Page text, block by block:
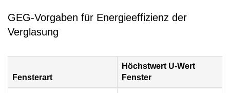
GEG-Vorgaben für Energieeffizienz der
Verglasung
Fensterart
Höchstwert U-Wert
Fenster